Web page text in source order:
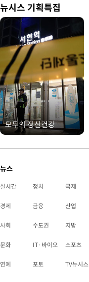
뉴시스 기획특집
모두의 정신건강
뉴스
실시간 정치 국제
경제 금융 산업
사회 수도권 지방
문화 IT·바이오 스포츠
연예 포토 TV뉴시스